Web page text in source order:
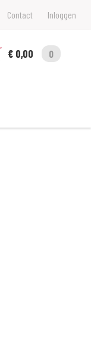
Contact Inloggen
€ 0,00
0